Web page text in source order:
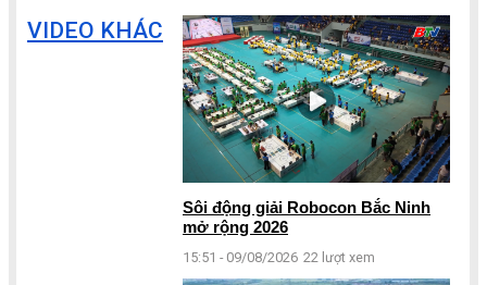
VIDEO KHÁC
Sôi động giải Robocon Bắc Ninh
mở rộng 2026
15:51 - 09/08/2026 22 lượt xem